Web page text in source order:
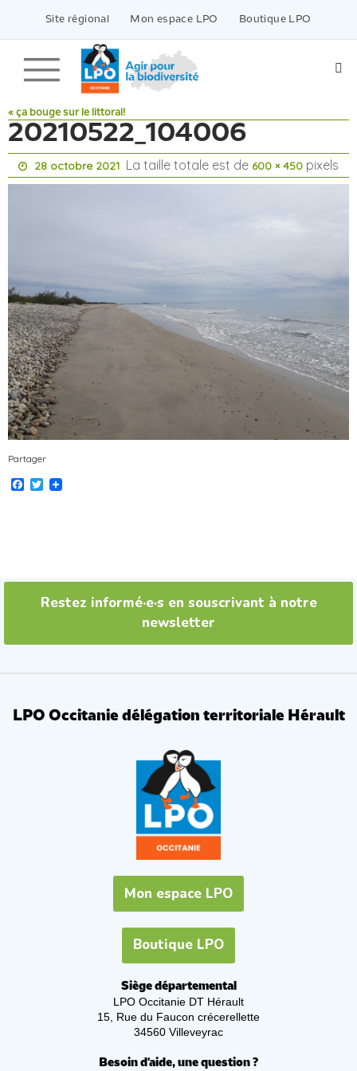
contenu
Site régional Mon espace LPO Boutique LPO
« ça bouge sur le littoral!
20210522_104006
28 octobre 2021 La taille totale est de 600 × 450 pixels
Partager
Facebook
Twitter
Restez informé·e·s en souscrivant à notre
newsletter
LPO Occitanie délégation territoriale Hérault
Mon espace LPO
Boutique LPO
Siège départemental
LPO Occitanie DT Hérault
15, Rue du Faucon crécerellette
34560 Villeveyrac
Besoin d'aide, une question ?